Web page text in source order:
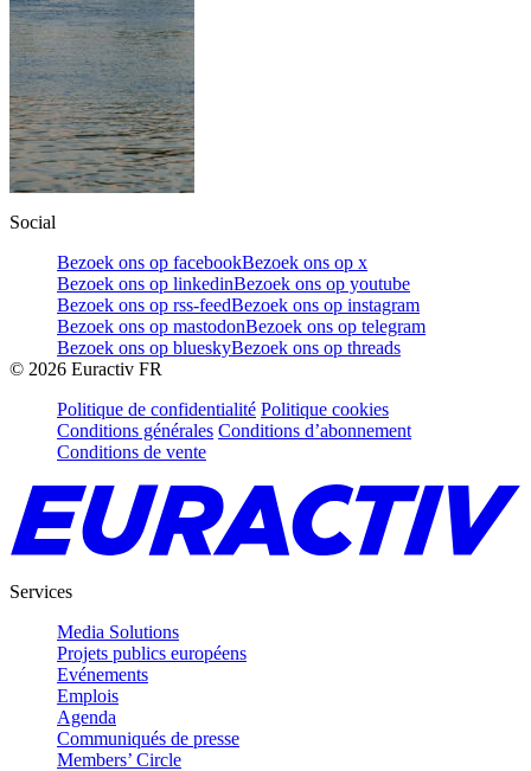
Social
Bezoek ons op facebookBezoek ons op x
Bezoek ons op linkedinBezoek ons op youtube
Bezoek ons op rss-feedBezoek ons op instagram
Bezoek ons op mastodonBezoek ons op telegram
Bezoek ons op blueskyBezoek ons op threads
© 2026 Euractiv FR
Politique de confidentialité Politique cookies
Conditions générales Conditions d’abonnement
Conditions de vente
Services
Media Solutions
Projets publics européens
Evénements
Emplois
Agenda
Communiqués de presse
Members’ Circle